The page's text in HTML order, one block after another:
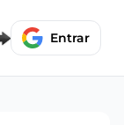
Entrar